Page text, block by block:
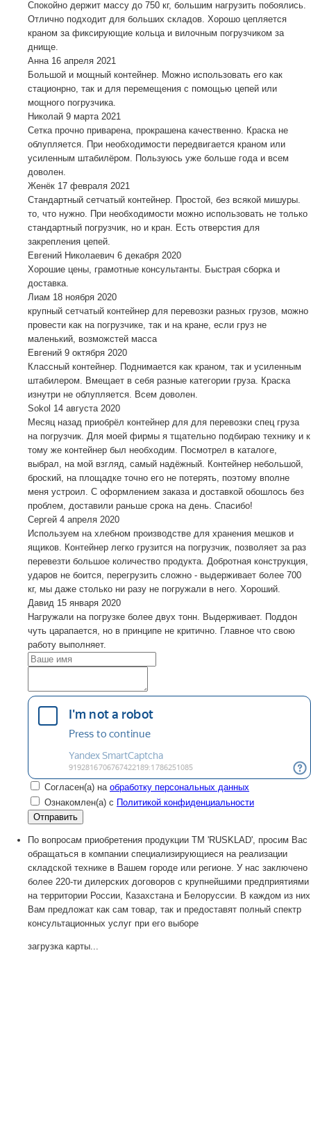
Спокойно держит массу до 750 кг, большим нагрузить побоялись.
Отлично подходит для больших складов. Хорошо цепляется
краном за фиксирующие кольца и вилочным погрузчиком за
днище.
Анна 16 апреля 2021
Большой и мощный контейнер. Можно использовать его как
стационрно, так и для перемещения с помощью цепей или
мощного погрузчика.
Николай 9 марта 2021
Сетка прочно приварена, прокрашена качественно. Краска не
облупляется. При необходимости передвигается краном или
усиленным штабилёром. Пользуюсь уже больше года и всем
доволен.
Женёк 17 февраля 2021
Стандартный сетчатый контейнер. Простой, без всякой мишуры.
то, что нужно. При необходимости можно использовать не только
стандартный погрузчик, но и кран. Есть отверстия для
закрепления цепей.
Евгений Николаевич 6 декабря 2020
Хорошие цены, грамотные консультанты. Быстрая сборка и
доставка.
Лиам 18 ноября 2020
крупный сетчатый контейнер для перевозки разных грузов, можно
провести как на погрузчике, так и на кране, если груз не
маленький, возможстей масса
Евгений 9 октября 2020
Классный контейнер. Поднимается как краном, так и усиленным
штабилером. Вмещает в себя разные категории груза. Краска
изнутри не облупляется. Всем доволен.
Sokol 14 августа 2020
Месяц назад приобрёл контейнер для для перевозки спец груза
на погрузчик. Для моей фирмы я тщательно подбираю технику и к
тому же контейнер был необходим. Посмотрел в каталоге,
выбрал, на мой взгляд, самый надёжный. Контейнер небольшой,
броский, на площадке точно его не потерять, поэтому вполне
меня устроил. С оформлением заказа и доставкой обошлось без
проблем, доставили раньше срока на день. Спасибо!
Сергей 4 апреля 2020
Используем на хлебном производстве для хранения мешков и
ящиков. Контейнер легко грузится на погрузчик, позволяет за раз
перевезти большое количество продукта. Добротная конструкция,
ударов не боится, перегрузить сложно - выдерживает более 700
кг, мы даже столько ни разу не погружали в него. Хороший.
Давид 15 января 2020
Нагружали на погрузке более двух тонн. Выдерживает. Поддон
чуть царапается, но в принципе не критично. Главное что свою
работу выполняет.
Согласен(а) на обработку персональных данных
Ознакомлен(а) с Политикой конфиденциальности
По вопросам приобретения продукции TM 'RUSKLAD', просим Вас
обращаться в компании специализирующиеся на реализации
складской технике в Вашем городе или регионе. У нас заключено
более 220-ти дилерских договоров с крупнейшими предприятиями
на территории России, Казахстана и Белоруссии. В каждом из них
Вам предложат как сам товар, так и предоставят полный спектр
консультационных услуг при его выборе
загрузка карты...